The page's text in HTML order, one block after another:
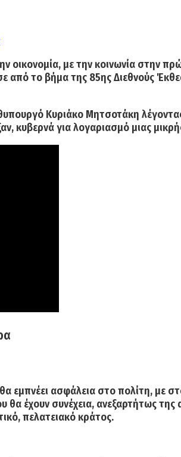
οικονομία, με την κοινωνία στην
από το βήμα της 85ης Διεθνούς
Κυριάκο Μητσοτάκη
κυβερνά για λογαριασμό μιας
εμπνέει ασφάλεια στο πολίτη, με
θα έχουν συνέχεια, ανεξαρτήτως
πελατειακό κράτος.